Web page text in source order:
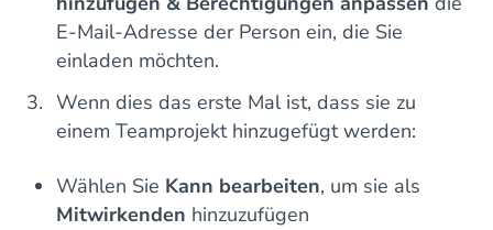
E-Mail-Adresse der Person ein, die Sie
einladen möchten.
Wenn dies das erste Mal ist, dass sie zu
einem Teamprojekt hinzugefügt werden:
Wählen Sie Kann bearbeiten, um sie als
Mitwirkenden hinzuzufügen